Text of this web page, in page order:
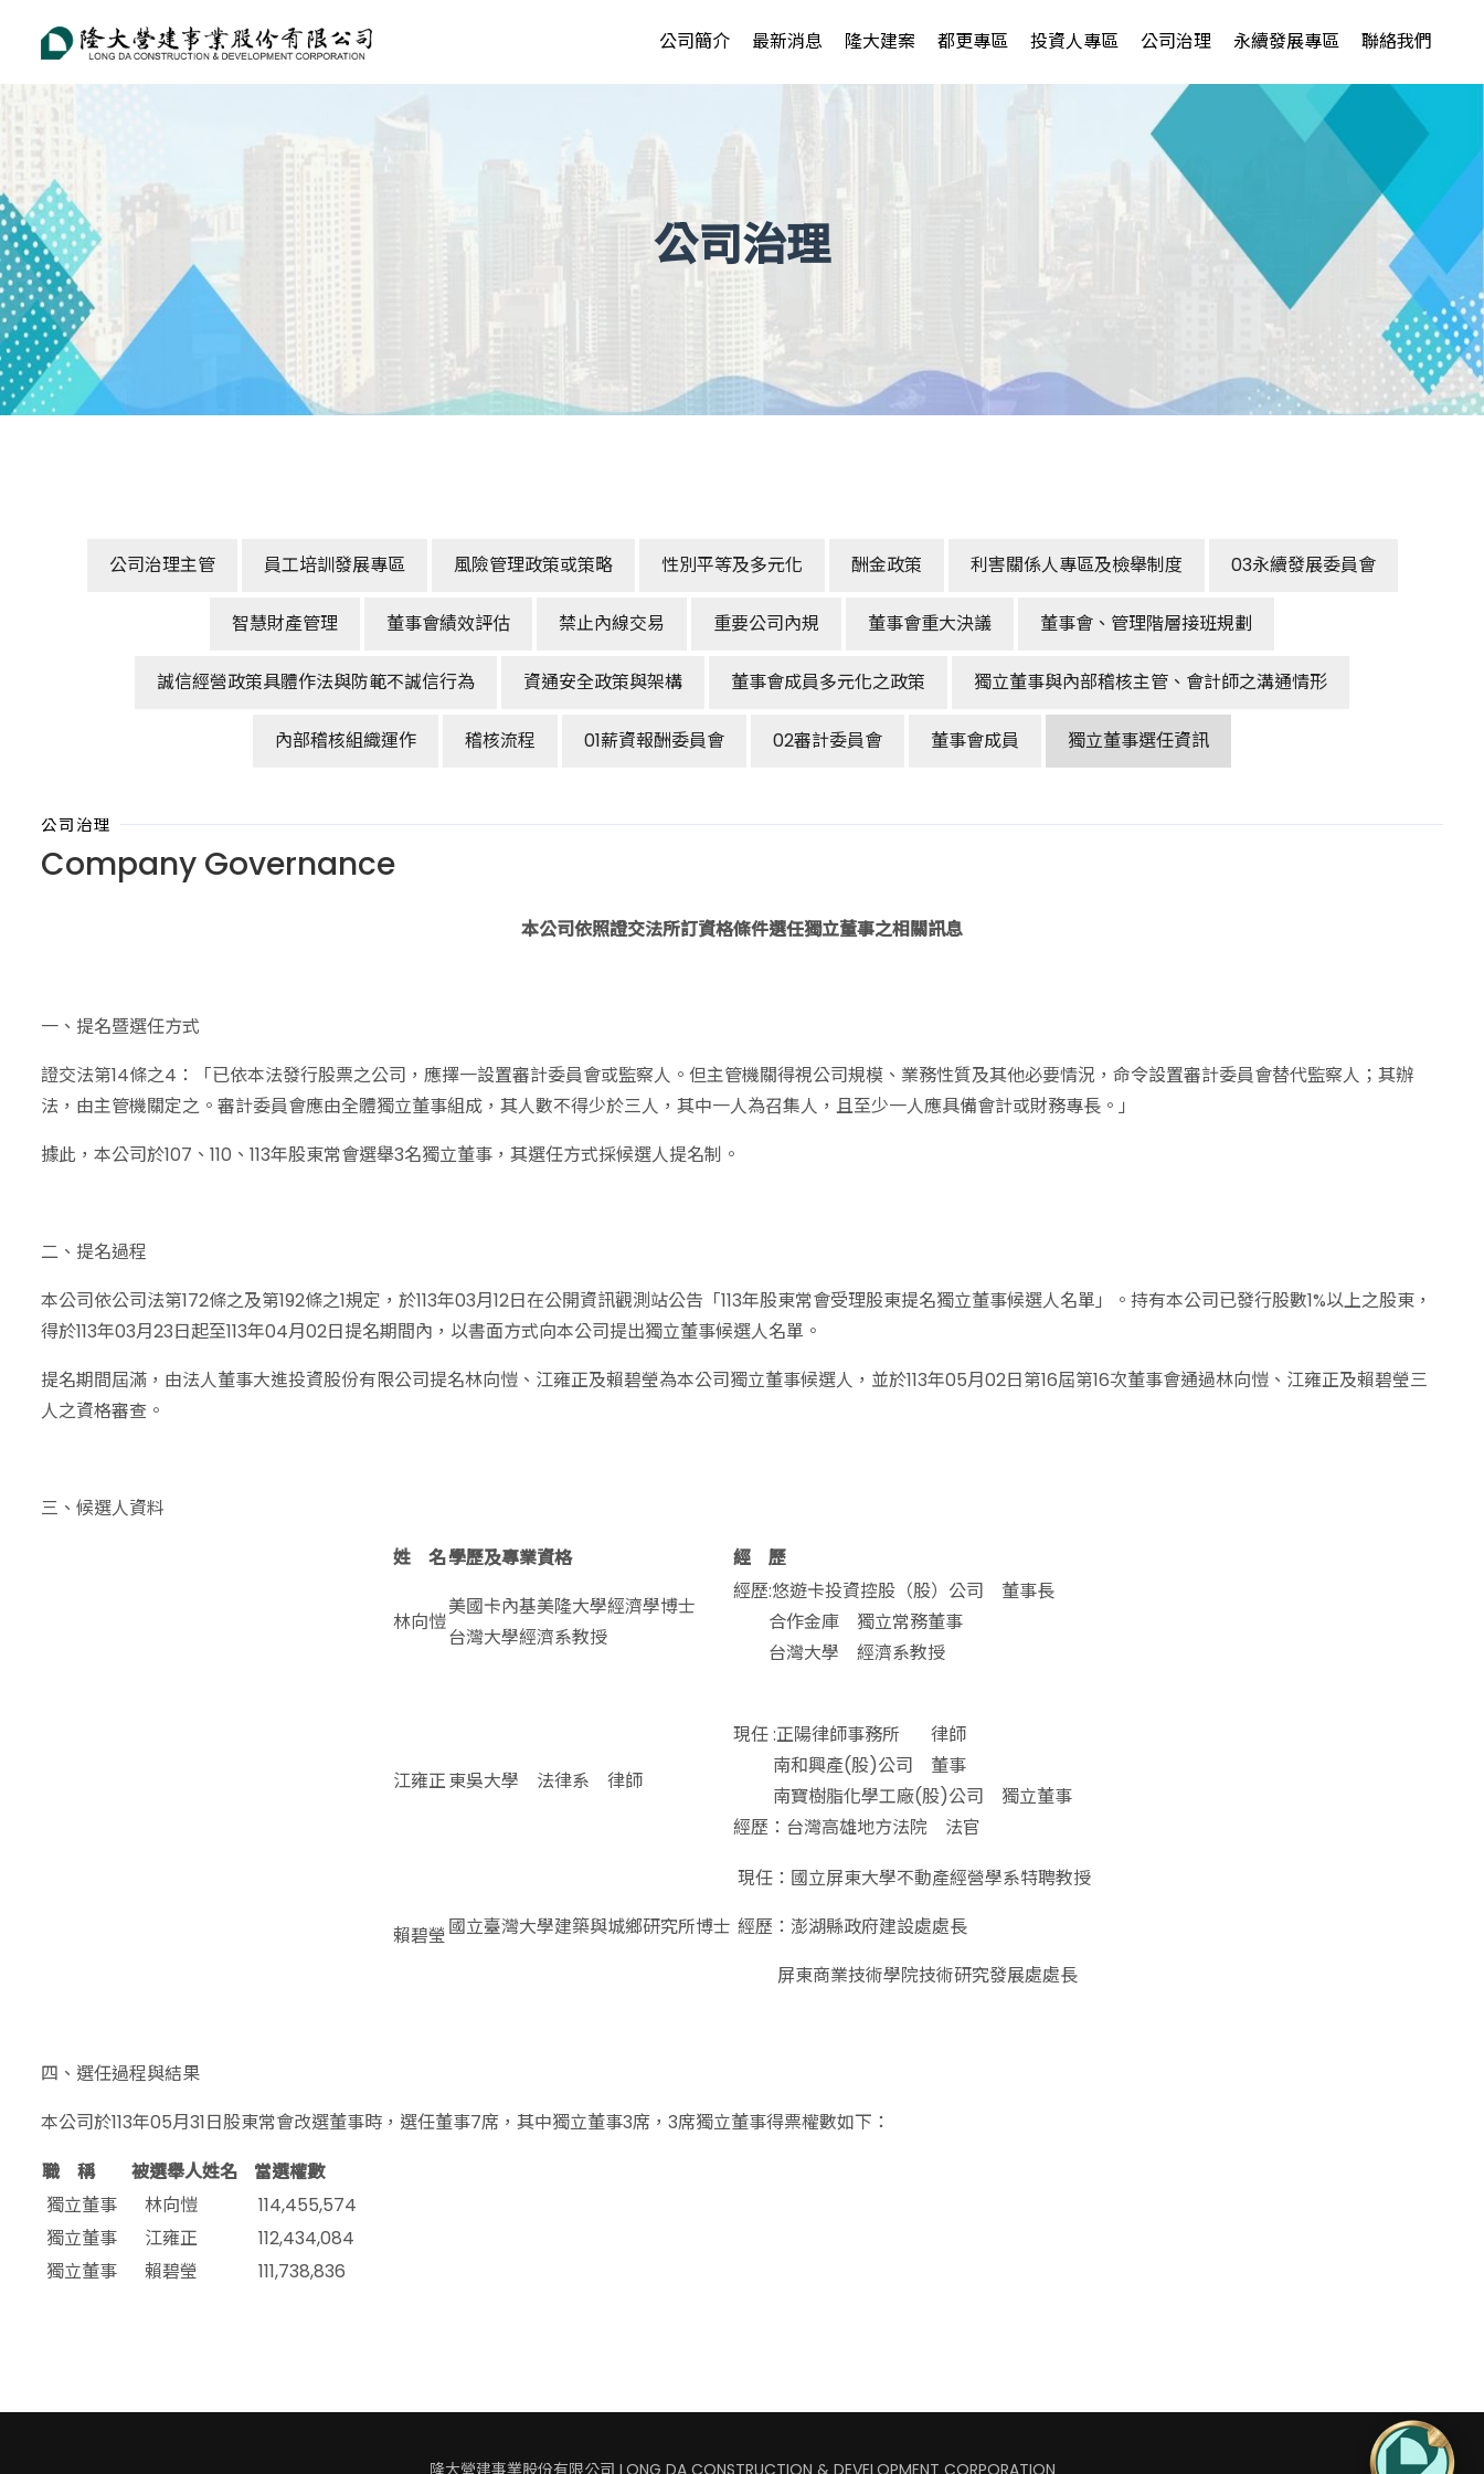
公司簡介 最新消息 隆大建案 都更專區 投資人專區 公司治理 永續發展專區 聯絡我們
公司治理
公司治理主管 員工培訓發展專區 風險管理政策或策略 性別平等及多元化 酬金政策 利害關係人專區及檢舉制度 03永續發展委員會
智慧財產管理 董事會績效評估 禁止內線交易 重要公司內規 董事會重大決議 董事會、管理階層接班規劃
誠信經營政策具體作法與防範不誠信行為 資通安全政策與架構 董事會成員多元化之政策 獨立董事與內部稽核主管、會計師之溝通情形
內部稽核組織運作 稽核流程 01薪資報酬委員會 02審計委員會 董事會成員 獨立董事選任資訊
公司治理
Company Governance
本公司依照證交法所訂資格條件選任獨立董事之相關訊息
一、提名暨選任方式
證交法第14條之4：「已依本法發行股票之公司，應擇一設置審計委員會或監察人。但主管機關得視公司規模、業務性質及其他必要情況，命令設置審計委員會替代監察人；其辦
法，由主管機關定之。審計委員會應由全體獨立董事組成，其人數不得少於三人，其中一人為召集人，且至少一人應具備會計或財務專長。」
據此，本公司於107、110、113年股東常會選舉3名獨立董事，其選任方式採候選人提名制。
二、提名過程
本公司依公司法第172條之及第192條之1規定，於113年03月12日在公開資訊觀測站公告「113年股東常會受理股東提名獨立董事候選人名單」。持有本公司已發行股數1%以上之股東，
得於113年03月23日起至113年04月02日提名期間內，以書面方式向本公司提出獨立董事候選人名單。
提名期間屆滿，由法人董事大進投資股份有限公司提名林向愷、江雍正及賴碧瑩為本公司獨立董事候選人，並於113年05月02日第16屆第16次董事會通過林向愷、江雍正及賴碧瑩三
人之資格審查。
三、候選人資料
姓 名學歷及專業資格 經 歷
林向愷
美國卡內基美隆大學經濟學博士
台灣大學經濟系教授
經歷:悠遊卡投資控股（股）公司 董事長
合作金庫 獨立常務董事
台灣大學 經濟系教授
江雍正東吳大學 法律系 律師
現任 :正陽律師事務所 律師
南和興產(股)公司 董事
南寶樹脂化學工廠(股)公司 獨立董事
經歷：台灣高雄地方法院 法官
賴碧瑩國立臺灣大學建築與城鄉研究所博士
現任：國立屏東大學不動產經營學系特聘教授
經歷：澎湖縣政府建設處處長
屏東商業技術學院技術研究發展處處長
四、選任過程與結果
本公司於113年05月31日股東常會改選董事時，選任董事7席，其中獨立董事3席，3席獨立董事得票權數如下：
職 稱
被選舉人姓名
當選權數
獨立董事
林向愷
114,455,574
獨立董事
江雍正
112,434,084
獨立董事
賴碧瑩 111,738,836
隆大營建事業股份有限公司 LONG DA CONSTRUCTION & DEVELOPMENT CORPORATION